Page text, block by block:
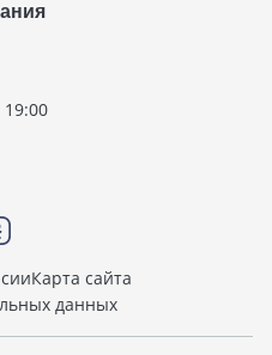
19:00
Карта сайта
данных